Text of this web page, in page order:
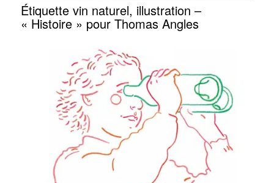
Étiquette vin naturel, illustration –
« Histoire » pour Thomas Angles